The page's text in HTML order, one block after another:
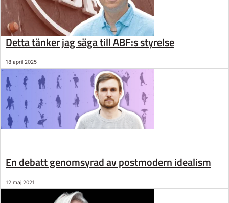
Detta tänker jag säga till ABF:s styrelse
18 april 2025
En debatt genomsyrad av postmodern idealism
12 maj 2021